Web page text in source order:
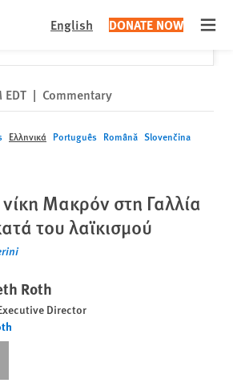
English DONATE NOW
read this page in English?
| Commentary
Ελληνικά Português Română Slovenčina
νίκη Μακρόν στη Γαλλία
του λαϊκισμού
Roth
Director
Bluesky
sharing options